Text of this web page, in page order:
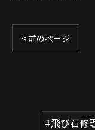
< 前のページ
#飛び石修